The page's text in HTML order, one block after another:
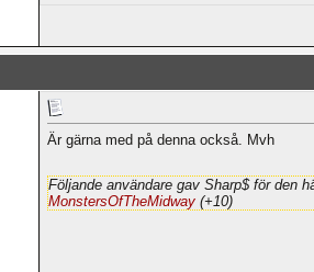
Är gärna med på denna också. Mvh
Följande användare gav Sharp$ för den
MonstersOfTheMidway (+10)